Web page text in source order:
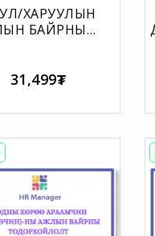
ХАРУУЛЫН
БАЙРНЫ
31,499₮